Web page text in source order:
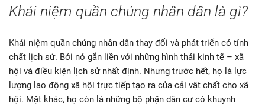
Khái niệm quần chúng nhân dân là gì?
Khái niệm quần chúng nhân dân thay đổi và phát triển có tính
chất lịch sử. Bởi nó gắn liền với những hình thái kinh tế – xã
hội và điều kiện lịch sử nhất định. Nhưng trước hết, họ là lực
lượng lao động xã hội trực tiếp tạo ra của cải vật chất cho xã
hội. Mặt khác, họ còn là những bộ phận dân cư có khuynh